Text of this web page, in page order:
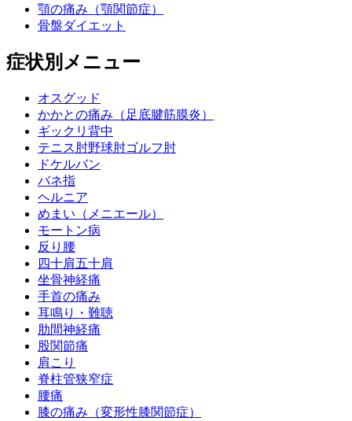
顎の痛み（顎関節症）
骨盤ダイエット
症状別メニュー
オスグッド
かかとの痛み（足底腱筋膜炎）
ギックリ背中
テニス肘野球肘ゴルフ肘
ドケルバン
バネ指
ヘルニア
めまい（メニエール）
モートン病
反り腰
四十肩五十肩
坐骨神経痛
手首の痛み
耳鳴り・難聴
肋間神経痛
股関節痛
肩こり
脊柱管狭窄症
腰痛
膝の痛み（変形性膝関節症）